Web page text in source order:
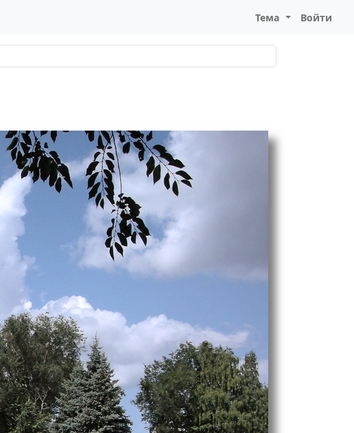
Тема Войти